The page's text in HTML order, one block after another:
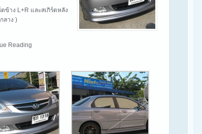
ข้าง L+R และสเกิร์ตหลัง
ลาง )
Reading